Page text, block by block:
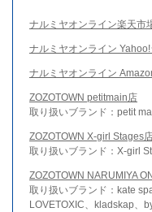
ナルミヤオンライン楽天市
ナルミヤオンライン
ナルミヤオンライン
ZOZOTOWN petitmain店
取り扱いブランド：petit
ZOZOTOWN X-girl Stages
取り扱いブランド：X-girl
ZOZOTOWN NARUMIYA
取り扱いブランド：kate
LOVETOXIC、kladskap、